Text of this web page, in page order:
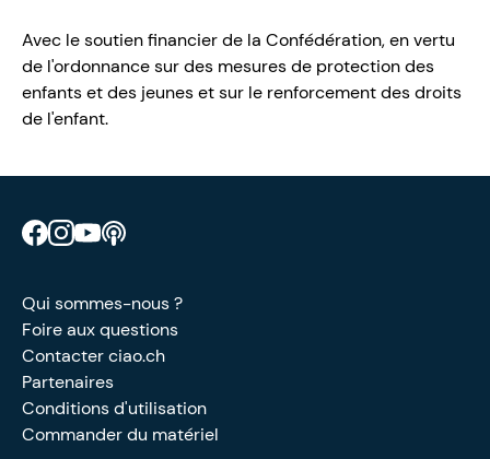
Avec le soutien financier de la Confédération, en vertu
de l'ordonnance sur des mesures de protection des
enfants et des jeunes et sur le renforcement des droits
de l'enfant.
Retrouve CIAO sur Facebook
Retrouve CIAO sur Instagram
Retrouve CIAO sur YouTube
Qui sommes-nous ?
Foire aux questions
Contacter ciao.ch
Partenaires
Conditions d'utilisation
Commander du matériel